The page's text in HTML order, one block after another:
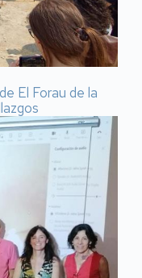
El Forau de la